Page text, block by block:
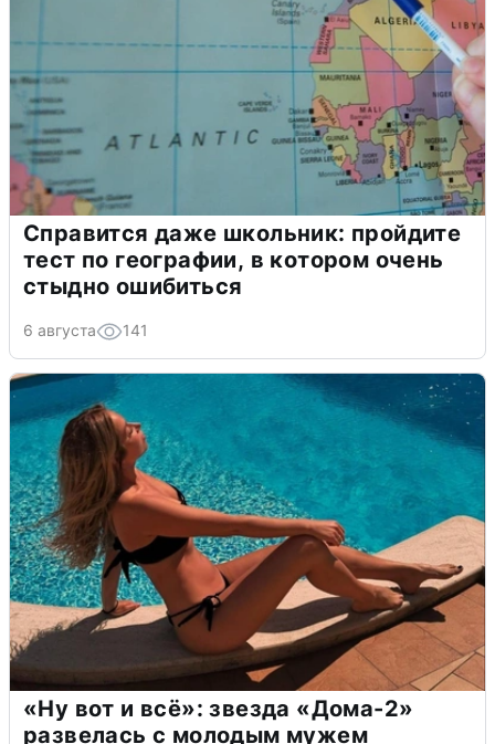
Справится даже школьник: пройдите
тест по географии, в котором очень
стыдно ошибиться
6 августа 141
«Ну вот и всё»: звезда «Дома-2»
развелась с молодым мужем